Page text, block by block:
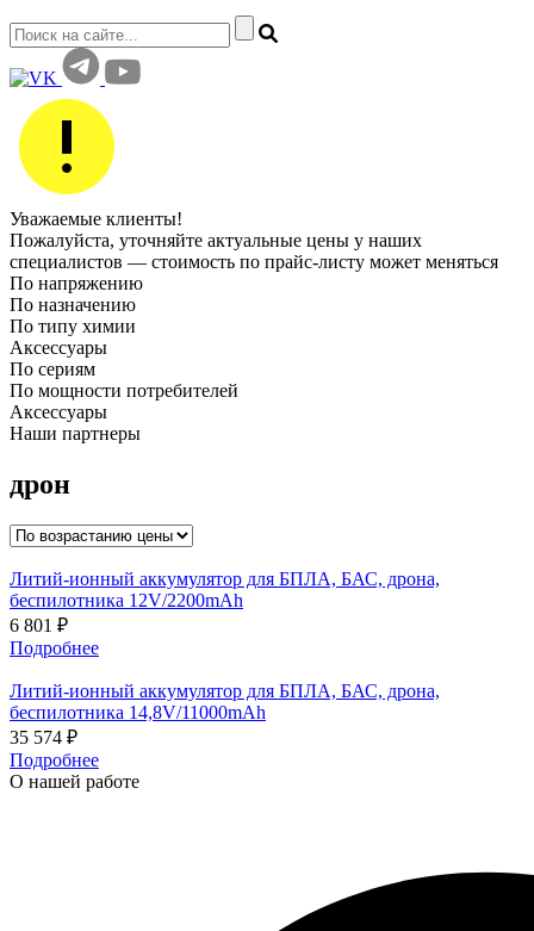
Уважаемые клиенты!
Пожалуйста, уточняйте актуальные цены у наших
специалистов — стоимость по прайс‑листу может меняться
По напряжению
По назначению
По типу химии
Аксессуары
По сериям
По мощности потребителей
Аксессуары
Наши партнеры
дрон
Литий-ионный аккумулятор для БПЛА, БАС, дрона,
беспилотника 12V/2200mAh
6 801 ₽
Подробнее
Литий-ионный аккумулятор для БПЛА, БАС, дрона,
беспилотника 14,8V/11000mAh
35 574 ₽
Подробнее
О нашей работе